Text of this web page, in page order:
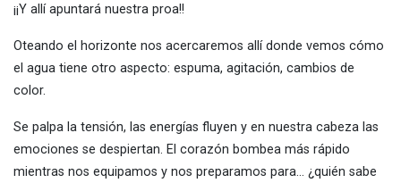
¡¡Y allí apuntará nuestra proa!!
Oteando el horizonte nos acercaremos allí donde vemos cómo
el agua tiene otro aspecto: espuma, agitación, cambios de
color.
Se palpa la tensión, las energías fluyen y en nuestra cabeza las
emociones se despiertan. El corazón bombea más rápido
mientras nos equipamos y nos preparamos para… ¿quién sabe